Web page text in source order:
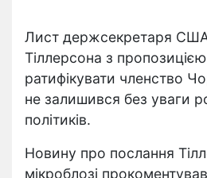
Лист держсекретаря
Тіллерсона з
ратифікувати членство
не залишився без уваги
політиків.
Новину про послання
мікроблозі